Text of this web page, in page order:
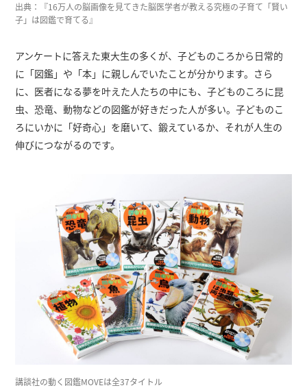
出典：『16万人の脳画像を見てきた脳医学者が教える究極の子育て「賢い
子」は図鑑で育てる』
アンケートに答えた東大生の多くが、子どものころから日常的
に「図鑑」や「本」に親しんでいたことが分かります。さら
に、医者になる夢を叶えた人たちの中にも、子どものころに昆
虫、恐竜、動物などの図鑑が好きだった人が多い。子どものこ
ろにいかに「好奇心」を磨いて、鍛えているか、それが人生の
伸びにつながるのです。
講談社の動く図鑑MOVEは全37タイトル